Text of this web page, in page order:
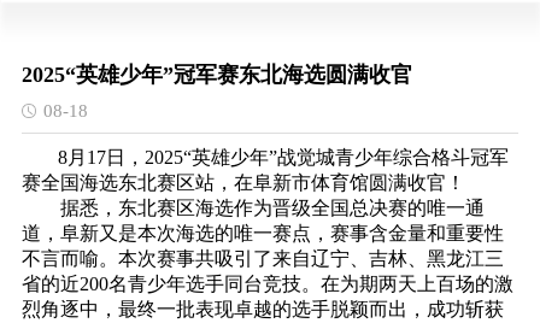
2025“英雄少年”冠军赛东北海选圆满收官
08-18
8月17日，2025“英雄少年”战觉城青少年综合格斗冠军
赛全国海选东北赛区站，在阜新市体育馆圆满收官！
据悉，东北赛区海选作为晋级全国总决赛的唯一通
道，阜新又是本次海选的唯一赛点，赛事含金量和重要性
不言而喻。本次赛事共吸引了来自辽宁、吉林、黑龙江三
省的近200名青少年选手同台竞技。在为期两天上百场的激
烈角逐中，最终一批表现卓越的选手脱颖而出，成功斩获